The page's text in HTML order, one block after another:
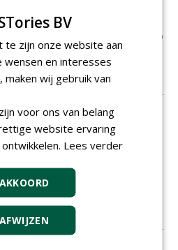
onderhoud te regelen, te
welk onderhoud nodig is, heb
enige basiskennis
254 sec
bepalen waar de
vallen'
'Mens en machine' vertellen
Voor Tristan van Dijken is dat
MS661C van Stihl.
92 sec
BV
te zijn onze website aan
wensen en interesses
maken wij gebruik van
voor ons van belang
website ervaring
Lees verder
AKKOORD
AFWIJZEN